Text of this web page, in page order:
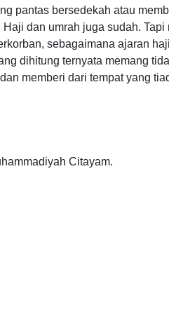
pantas bersedekah atau
dan umrah juga sudah. Tapi
sebagaimana ajaran
dihitung ternyata memang
memberi dari tempat yang
Citayam.